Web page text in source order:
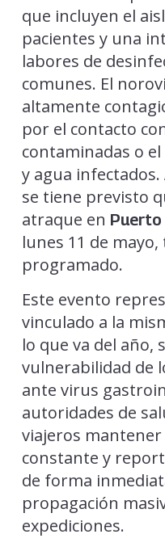
que incluyen el
pacientes y una
labores de
comunes. El
altamente
por el contacto
contaminadas o
y agua
se tiene previsto
atraque en Puerto
lunes 11 de
programado.
Este evento
vinculado a la
lo que va del año,
vulnerabilidad de
ante virus
autoridades de
viajeros
constante y
de forma
propagación
expediciones.